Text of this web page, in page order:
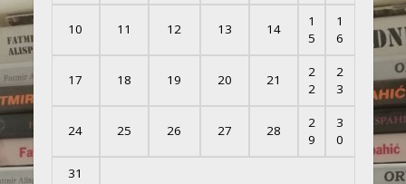
10 11 12 13 14
1
5
1
6
17 18 19 20 21
2
2
2
3
24 25 26 27 28
2
9
3
0
31